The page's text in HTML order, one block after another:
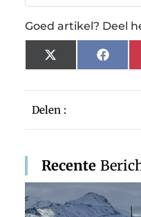
Delen :
Recente
Goed artikel? Deel
X
(Twitter)